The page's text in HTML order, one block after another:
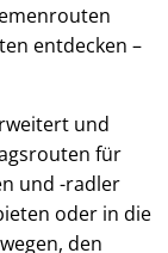
entdecken –
und
für
und -radler
oder in die
den